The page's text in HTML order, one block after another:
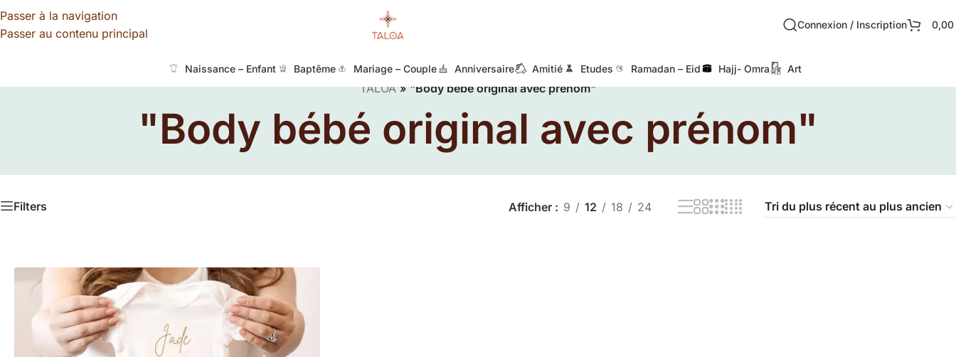
Passer à la navigation
Passer au contenu principal
Connexion / Inscription 0,00
Naissance – Enfant Baptême Mariage – Couple Anniversaire Amitié Etudes Ramadan – Eid Hajj- Omra Art
TALOA»"Body bébé original avec prénom"
"Body bébé original avec prénom"
Filters Afficher 9 12 18 24